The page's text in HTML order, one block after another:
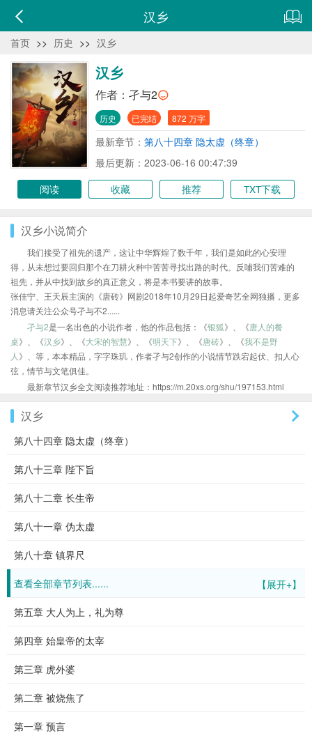
汉乡
首页 >> 历史 >> 汉乡
汉乡
作者： 孑与2
历史 已完结 872 万字
最新章节： 第八十四章 隐太虚（终章）
最后更新：2023-06-16 00:47:39
阅读
收藏 推荐 TXT下载
汉乡小说简介
我们接受了祖先的遗产，这让中华辉煌了数千年，我们是如此的心安理
得，从未想过要回归那个在刀耕火种中苦苦寻找出路的时代。反哺我们苦难的
祖先，并从中找到故乡的真正意义，将是本书要讲的故事。
张佳宁、王天辰主演的《唐砖》网剧2018年10月29日起爱奇艺全网独播，更多
消息请关注公众号孑与不2......
孑与2是一名出色的小说作者，他的作品包括：《银狐》、《唐人的餐
桌》、《汉乡》、《大宋的智慧》、《明天下》、《唐砖》、《我不是野
人 》、等，本本精品，字字珠玑，作者孑与2创作的小说情节跌宕起伏、扣人心
弦，情节与文笔俱佳。
最新章节汉乡全文阅读推荐地址：https://m.20xs.org/shu/197153.html
汉乡
第八十四章 隐太虚（终章）
第八十三章 陛下旨
第八十二章 长生帝
第八十一章 伪太虚
第八十章 镇界尺
【展开+】
查看全部章节列表......
第五章 大人为上，礼为尊
第四章 始皇帝的太宰
第三章 虎外婆
第二章 被烧焦了
第一章 预言